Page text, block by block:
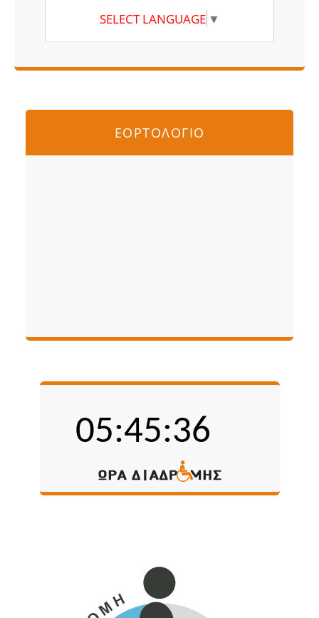
SELECT LANGUAGE ▼
ΕΟΡΤΟΛΟΓΙΟ